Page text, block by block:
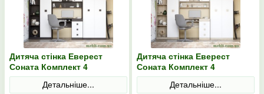
Дитяча стінка Еверест
Соната Комплект 4
(модульна - 5 елементів)
венге темний/білий
Детальніше...
Дитяча стінка Еверест
Соната Комплект 4
(модульна - 5 елементів)
дуб сонома/білий
Детальніше...